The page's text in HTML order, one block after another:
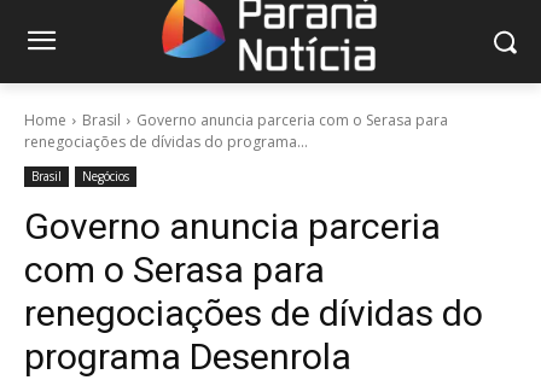
Home Brasil
Governo anuncia parceria com o Serasa para
renegociações de dívidas do programa...
Brasil Negócios
Governo anuncia parceria
com o Serasa para
renegociações de dívidas do
programa Desenrola